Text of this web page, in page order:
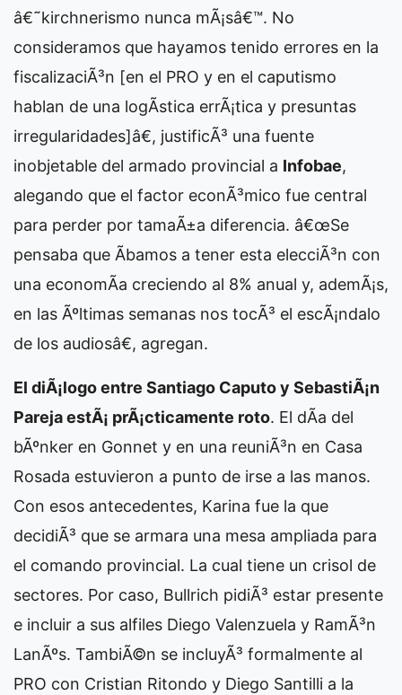
â€˜kirchnerismo nunca mÃ¡sâ€™. No
consideramos que hayamos tenido errores en la
fiscalizaciÃ³n [en el PRO y en el caputismo
hablan de una logÃ­stica errÃ¡tica y presuntas
irregularidades]â€, justificÃ³ una fuente
inobjetable del armado provincial a Infobae,
alegando que el factor econÃ³mico fue central
para perder por tamaÃ±a diferencia. â€œSe
pensaba que Ã­bamos a tener esta elecciÃ³n con
una economÃ­a creciendo al 8% anual y, ademÃ¡s,
en las Ãºltimas semanas nos tocÃ³ el escÃ¡ndalo
de los audiosâ€, agregan.
El diÃ¡logo entre Santiago Caputo y SebastiÃ¡n
Pareja estÃ¡ prÃ¡cticamente roto. El dÃ­a del
bÃºnker en Gonnet y en una reuniÃ³n en Casa
Rosada estuvieron a punto de irse a las manos.
Con esos antecedentes, Karina fue la que
decidiÃ³ que se armara una mesa ampliada para
el comando provincial. La cual tiene un crisol de
sectores. Por caso, Bullrich pidiÃ³ estar presente
e incluir a sus alfiles Diego Valenzuela y RamÃ³n
LanÃºs. TambiÃ©n se incluyÃ³ formalmente al
PRO con Cristian Ritondo y Diego Santilli a la